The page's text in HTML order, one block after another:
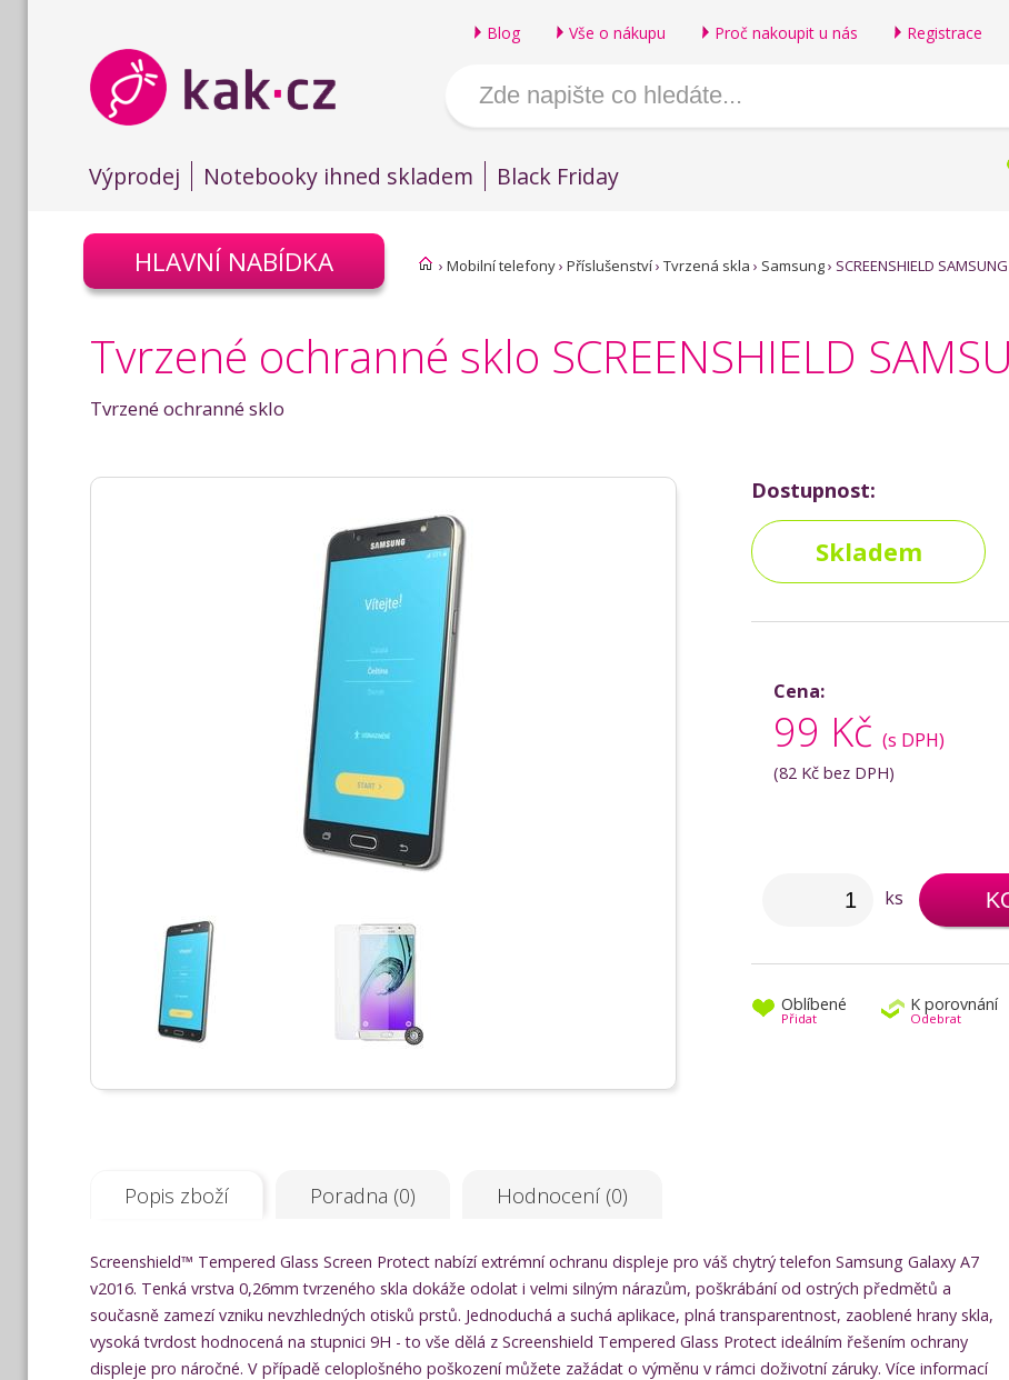
Blog Vše o nákupu Proč nakoupit u nás Registrace
Výprodej Notebooky ihned skladem Black Friday
HLAVNÍ NABÍDKA › Mobilní telefony› Příslušenství› Tvrzená skla › Samsung› SCREENSHIELD
Tvrzené ochranné sklo SCREENSHIELD
Tvrzené ochranné sklo
Dostupnost:
Skladem
Cena:
99 Kč (s DPH)
(82 Kč bez DPH)
ks
Oblíbené
Přidat
K porovnání
Odebrat
Popis zboží Poradna (0) Hodnocení (0)
Screenshield™ Tempered Glass Screen Protect nabízí extrémní ochranu displeje pro váš chytrý telefon Samsung Galaxy A7
v2016. Tenká vrstva 0,26mm tvrzeného skla dokáže odolat i velmi silným nárazům, poškrábání od ostrých předmětů a
současně zamezí vzniku nevzhledných otisků prstů. Jednoduchá a suchá aplikace, plná transparentnost, zaoblené hrany skla,
vysoká tvrdost hodnocená na stupnici 9H - to vše dělá z Screenshield Tempered Glass Protect ideálním řešením ochrany
displeje pro náročné. V případě celoplošného poškození můžete zažádat o výměnu v rámci doživotní záruky. Více informací